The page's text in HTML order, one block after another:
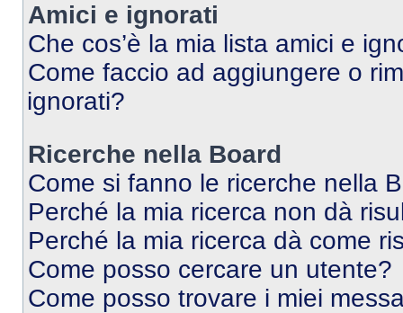
Amici e ignorati
Che cos’è la mia lista amici e
Come faccio ad aggiungere o
ignorati?
Ricerche nella Board
Come si fanno le ricerche nella
Perché la mia ricerca non dà
Perché la mia ricerca dà come
Come posso cercare un utente?
Come posso trovare i miei